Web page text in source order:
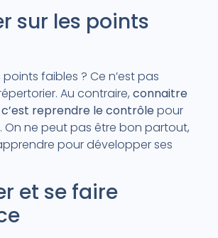
sur les points
faibles ? Ce n’est pas
Au contraire, connaitre
c’est reprendre le contrôlepour
On ne peut pas être bon partout,
pour développer ses
et se faire